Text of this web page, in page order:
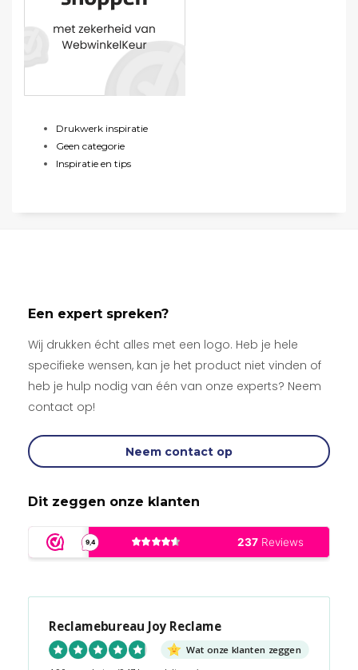
Drukwerk inspiratie
Geen categorie
Inspiratie en tips
Een expert spreken?
Wij drukken écht alles met een logo. Heb je hele
specifieke wensen, kan je het product niet vinden of
heb je hulp nodig van één van onze experts? Neem
contact op!
Neem contact op
Dit zeggen onze klanten
Reclamebureau Joy Reclame
Wat onze klanten zeggen